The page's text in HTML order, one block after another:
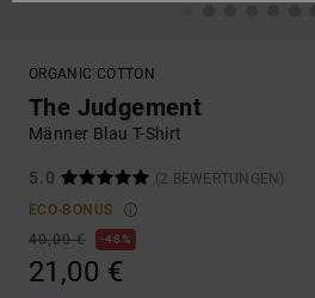
ORGANIC COTTON
The Judgement
Männer Blau T-Shirt
5.0
(2 BEWERTUNGEN)
ECO-BONUS
40,00 €
48%
21,00 €